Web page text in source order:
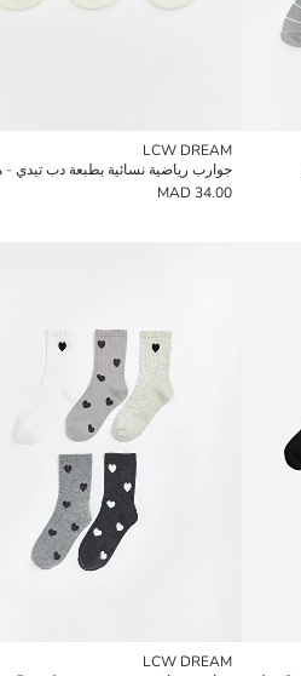
LCW DREAM
34.00 MAD
LCW DREAM